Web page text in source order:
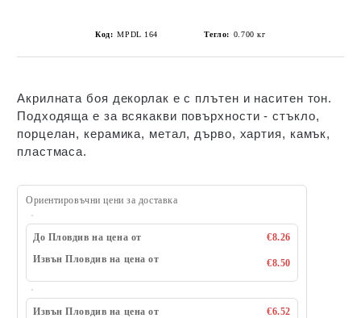
Код: MPDL 164 Тегло: 0.700 кг
Акрилната боя декорлак е с плътен и наситен тон.
Подходяща е за всякакви повърхности - стъкло,
порцелан, керамика, метал, дърво, хартия, камък,
пластмаса.
Ориентировъчни цени за доставка
До Пловдив на цена от
€8.26
Извън Пловдив на цена от
€8.50
Извън Пловдив на цена от
€6.52